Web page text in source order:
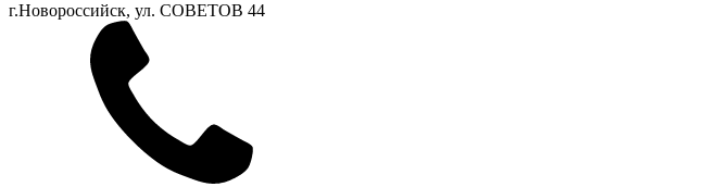
г.Новороссийск, ул. СОВЕТОВ 44